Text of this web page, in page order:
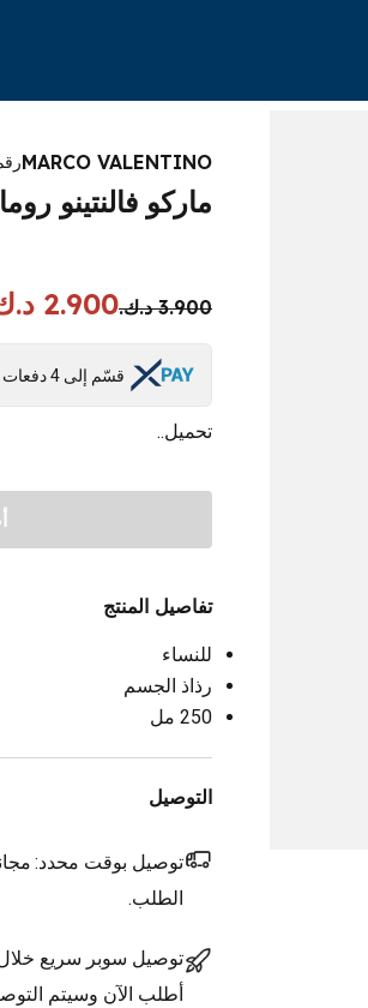
MARCO VALENTINO
ماركو فالنتينو
3.900 د.ك. 2.900 د.ك.
قسّم إلى 4 دفعات شهرية
تحميل..
تفاصيل المنتج
للنساء
رذاذ الجسم
250 مل
التوصيل
توصيل بوقت محدد:
الطلب.
توصيل سوبر سريع
أطلب الآن وسيتم